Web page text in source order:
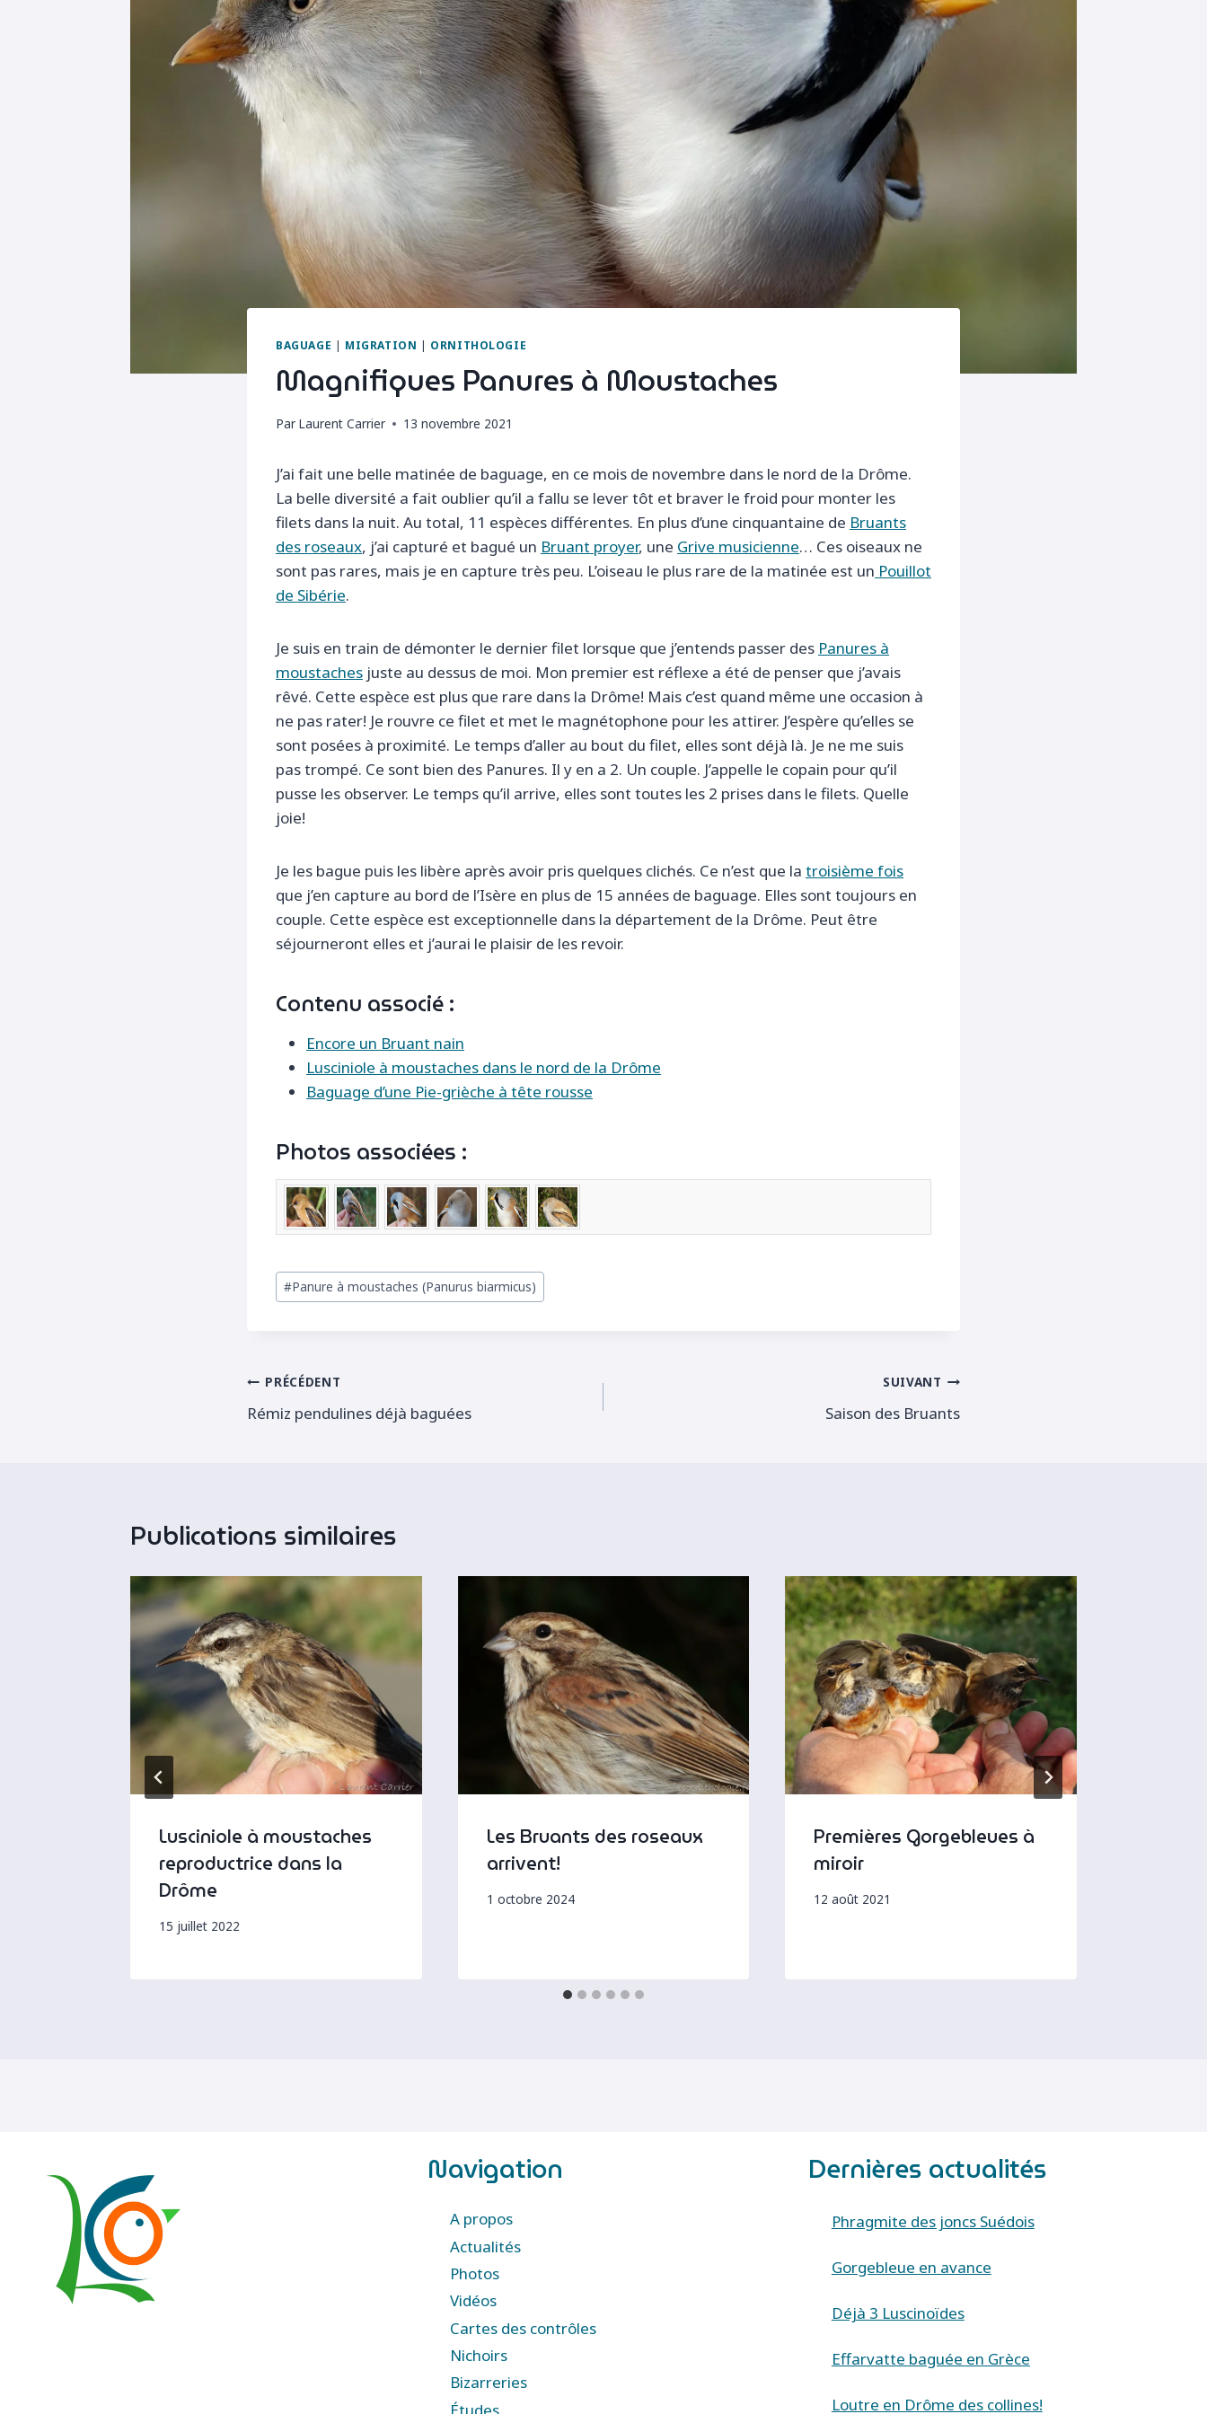
BAGUAGE | MIGRATION | ORNITHOLOGIE
Magnifiques Panures à Moustaches
Par Laurent Carrier 13 novembre 2021
J’ai fait une belle matinée de baguage, en ce mois de novembre dans le nord de la Drôme.
La belle diversité a fait oublier qu’il a fallu se lever tôt et braver le froid pour monter les
filets dans la nuit. Au total, 11 espèces différentes. En plus d’une cinquantaine de Bruants
des roseaux, j’ai capturé et bagué un Bruant proyer, une Grive musicienne… Ces oiseaux ne
sont pas rares, mais je en capture très peu. L’oiseau le plus rare de la matinée est un Pouillot
de Sibérie.
Je suis en train de démonter le dernier filet lorsque que j’entends passer des Panures à
moustaches juste au dessus de moi. Mon premier est réflexe a été de penser que j’avais
rêvé. Cette espèce est plus que rare dans la Drôme! Mais c’est quand même une occasion à
ne pas rater! Je rouvre ce filet et met le magnétophone pour les attirer. J’espère qu’elles se
sont posées à proximité. Le temps d’aller au bout du filet, elles sont déjà là. Je ne me suis
pas trompé. Ce sont bien des Panures. Il y en a 2. Un couple. J’appelle le copain pour qu’il
pusse les observer. Le temps qu’il arrive, elles sont toutes les 2 prises dans le filets. Quelle
joie!
Je les bague puis les libère après avoir pris quelques clichés. Ce n’est que la troisième fois
que j’en capture au bord de l’Isère en plus de 15 années de baguage. Elles sont toujours en
couple. Cette espèce est exceptionnelle dans la département de la Drôme. Peut être
séjourneront elles et j’aurai le plaisir de les revoir.
Contenu associé :
Encore un Bruant nain
Lusciniole à moustaches dans le nord de la Drôme
Baguage d’une Pie-grièche à tête rousse
Photos associées :
Étiquettes
de
#Panure à moustaches (Panurus biarmicus)
Navigation
de
PRÉCÉDENT
Rémiz pendulines déjà baguées
SUIVANT
Saison des Bruants
Publications similaires
Lusciniole à moustaches
reproductrice dans la
Drôme
15 juillet 2022
Les Bruants des roseaux
arrivent!
1 octobre 2024
Premières Gorgebleues à
miroir
12 août 2021
Navigation
A propos
Actualités
Photos
Vidéos
Cartes des contrôles
Nichoirs
Bizarreries
Dernières actualités
Phragmite des joncs Suédois
Gorgebleue en avance
Déjà 3 Luscinoïdes
Effarvatte baguée en Grèce
Loutre en Drôme des collines!